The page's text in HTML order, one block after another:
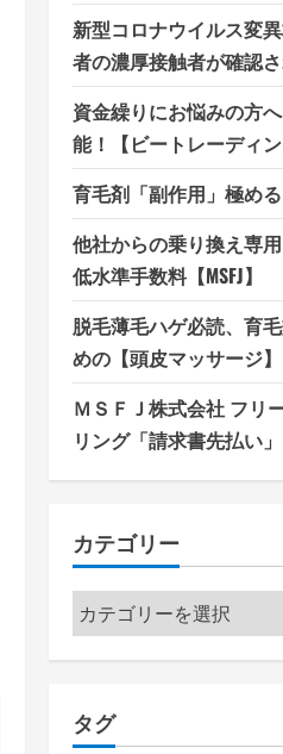
新型コロナウイルス変
者の濃厚接触者が確認さ
資金繰りにお悩みの方
能！【ビートレーディン
育毛剤「副作用」極める
他社からの乗り換え専
低水準手数料【MSFJ】
脱毛薄毛ハゲ必読、育
めの【頭皮マッサージ
ＭＳＦＪ株式会社 フリ
リング「請求書先払い」
カテゴリー
カ
テ
ー
タグ